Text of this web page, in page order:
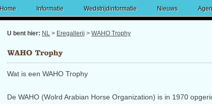
Home Informatie Wedstrijdinformatie Nieuws
U bent hier: NL > Eregallerij > WAHO Trophy
Wat is een WAHO Trophy
De WAHO (Wolrd Arabian Horse Organization) is in 1970